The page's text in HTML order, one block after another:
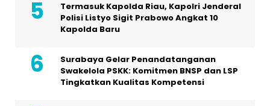
Termasuk Kapolda Riau, Kapolri Jenderal
Polisi Listyo Sigit Prabowo Angkat 10
Kapolda Baru
Surabaya Gelar Penandatanganan
Swakelola PSKK: Komitmen BNSP dan LSP
Tingkatkan Kualitas Kompetensi